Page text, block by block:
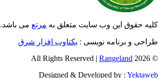
کلیه حقوق این وب سایت متعلق به مرتع می باشد.
طراحی و برنامه نویسی : یکتاوب افزار شرق
© 2026 All Rights Reserved |
Rangeland
Designed & Developed by : Yektaweb